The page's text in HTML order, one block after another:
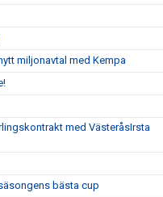
miljonavtal med Kempa
med VästeråsIrsta
bästa cup